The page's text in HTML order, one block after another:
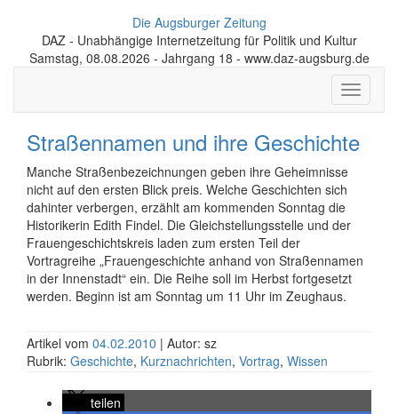
Die Augsburger Zeitung
DAZ - Unabhängige Internetzeitung für Politik und Kultur
Samstag, 08.08.2026 - Jahrgang 18 - www.daz-augsburg.de
Toggle
Straßennamen und ihre Geschichte
Manche Straßenbezeichnungen geben ihre Geheimnisse
nicht auf den ersten Blick preis. Welche Geschichten sich
dahinter verbergen, erzählt am kommenden Sonntag die
Historikerin Edith Findel. Die Gleichstellungsstelle und der
Frauengeschichtskreis laden zum ersten Teil der
Vortragreihe „Frauengeschichte anhand von Straßennamen
in der Innenstadt“ ein. Die Reihe soll im Herbst fortgesetzt
werden. Beginn ist am Sonntag um 11 Uhr im Zeughaus.
Artikel vom 04.02.2010 | Autor: sz
Rubrik: Geschichte, Kurznachrichten, Vortrag, Wissen
teilen